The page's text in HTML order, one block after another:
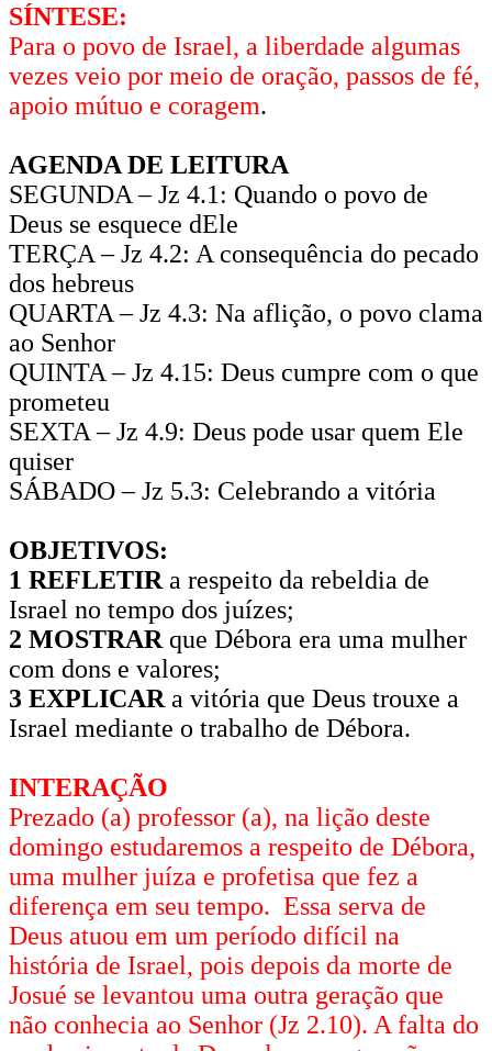
SÍNTESE:
Para o povo de Israel, a liberdade algumas
vezes veio por meio de oração, passos de fé,
apoio mútuo e coragem.
AGENDA DE LEITURA
SEGUNDA – Jz 4.1: Quando o povo de
Deus se esquece dEle
TERÇA – Jz 4.2: A consequência do pecado
dos hebreus
QUARTA – Jz 4.3: Na aflição, o povo clama
ao Senhor
QUINTA – Jz 4.15: Deus cumpre com o que
prometeu
SEXTA – Jz 4.9: Deus pode usar quem Ele
quiser
SÁBADO – Jz 5.3: Celebrando a vitória
OBJETIVOS:
1 REFLETIR a respeito da rebeldia de
Israel no tempo dos juízes;
2 MOSTRAR que Débora era uma mulher
com dons e valores;
3 EXPLICAR a vitória que Deus trouxe a
Israel mediante o trabalho de Débora.
INTERAÇÃO
Prezado (a) professor (a), na lição deste
domingo estudaremos a respeito de Débora,
uma mulher juíza e profetisa que fez a
diferença em seu tempo. Essa serva de
Deus atuou em um período difícil na
história de Israel, pois depois da morte de
Josué se levantou uma outra geração que
não conhecia ao Senhor (Jz 2.10). A falta do